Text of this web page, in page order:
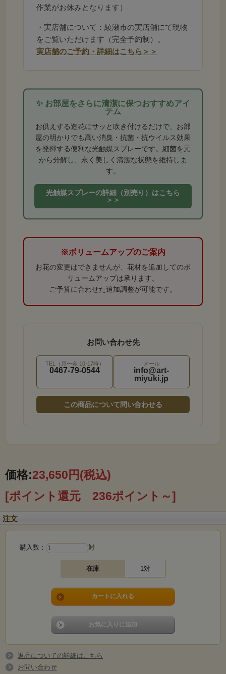
ッケージです。
\23,650(税込)
（本体価格：21,500円 / 消費税：2,150円）
作業がお休みとなります）
・実店舗について：綾瀬市の実店舗にて現物
をご覧いただけます（完全予約制）。
実店舗のご予約・詳細はこちら＞＞
✨ お部屋をさらに清潔に保つおすすめアイ
テム
お供えする造花にサッと吹き付けるだけで、お部
屋の明かりでも高い消臭・抗菌・抗ウイルス効果
を発揮する便利な光触媒スプレーです。細菌を元
から分解し、永く美しく清潔な状態を維持しま
す。
光触媒スプレーの詳細（別売り）はこちら
＞＞
※ボリュームアップのご案内
お花の変更はできませんが、花材を追加してのボ
リュームアップは承ります。
ご予算に合わせた追加調整が可能です。
お問い合わせ先
TEL（月〜金 10-17時）
0467-79-0544
メール
info@art-
miyuki.jp
この商品について問い合わせる
価格:23,650円(税込)
[ポイント還元 236ポイント～]
注文
購入数： 対
在庫 1対
返品についての詳細はこちら
お問い合わせ